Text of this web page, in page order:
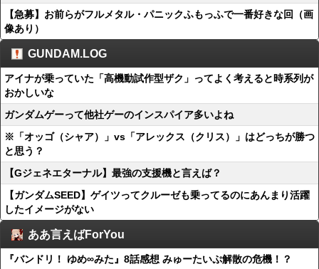
【急募】お前らがフルメタル・パニックふもっふで一番好きな回（画
像あり）
GUNDAM.LOG
アイナが乗っていた「高機動試作型ザク」ってよく考えると時系列が
おかしいな
ガンダムゲーって他社ゲーのインスパイア多いよね
※「オッゴ（シャア）」vs「アレックス（クリス）」はどっちが勝つ
と思う？
【Gジェネエターナル】最強の支援機と言えば？
【ガンダムSEED】ゲイツってクルーゼも乗ってるのにあんまり活躍
したイメージがない
ああ言えばForYou
『バンドリ！ ゆめ∞みた』8話感想 みゅーたいぷ解散の危機！？